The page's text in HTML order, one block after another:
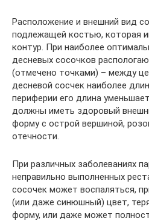
Расположение и внешний вид
подлежащей костью, которая
контур. При наиболее
десневых сосочков
(отмечено точками) – между
десневой сосчек наиболее
периферии его длина
должны иметь здоровый
форму с острой вершиной,
отечности.
При различных заболеваниях
неправильно выполненных
сосочек может воспаляться,
(или даже синюшный) цвет,
форму, или даже может